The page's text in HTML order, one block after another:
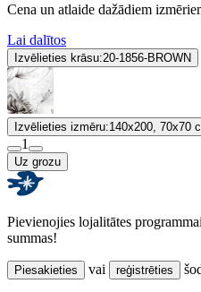
Cena un atlaide dažādiem
Lai dalītos
Izvēlieties krāsu:20-1856-BROWN
Izvēlieties izmēru:140x200, 70x70
1
Uz grozu
Pievienojies lojalitātes
summas!
Piesakieties vai reģistrēties